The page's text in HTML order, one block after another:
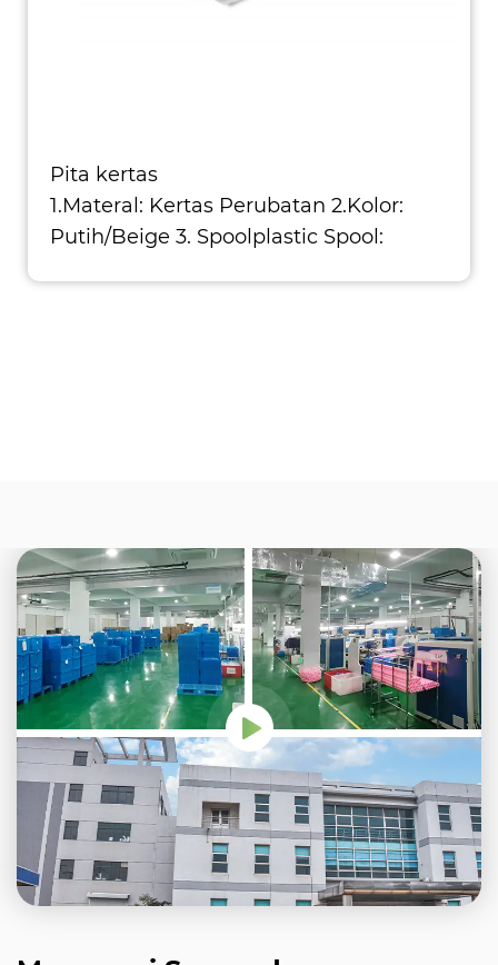
Pita kertas
1.Materal: Kertas Perubatan 2.Kolor:
Putih/Beige 3. Spoolplastic Spool: